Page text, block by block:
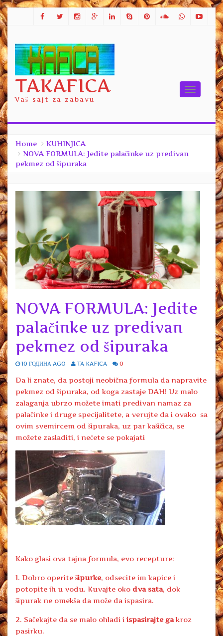
TAKAFICA
Vaš sajt za zabavu
Toggle
Home
KUHINJICA
NOVA FORMULA: Jedite palačinke uz predivan
pekmez od šipuraka
NOVA FORMULA: Jedite
palačinke uz predivan
pekmez od šipuraka
10 ГОДИНА AGO TA KAFICA 0
Da li znate, da postoji neobična formula da napravite
pekmez od šipuraka, od koga zastaje DAH! Uz malo
zalaganja ubrzo možete imati predivan namaz za
palačinke i druge specijalitete, a verujte da i ovako sa
ovim svemircem od šipuraka, uz par kašičica, se
možete zasladiti, i nećete se pokajati
Kako glasi ova tajna formula, evo recepture:
1. Dobro operite šipurke, odsecite im kapice i
potopite ih u vodu. Kuvajte oko dva sata, dok
šipurak ne omekša da može da ispasira.
2. Sačekajte da se malo ohladi i ispasirajte gakroz
pasirku.